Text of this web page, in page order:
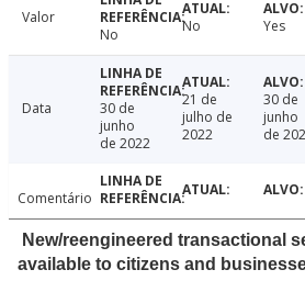
Valor
No
No Yes
Data
30 de
junho
de 2022
21 de
julho de
2022
30 de
junho
de
Comentário
New/reengineered transactional
available to citizens and